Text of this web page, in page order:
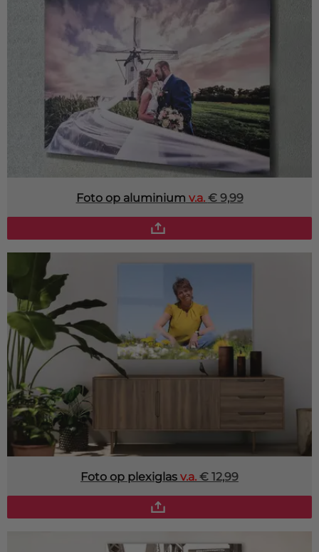
Foto op aluminium v.a. € 9,99
Foto op plexiglas v.a. € 12,99